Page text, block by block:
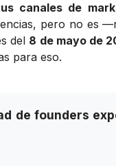
canales de
pero no es
del 8 de mayo de
para eso.
de founders